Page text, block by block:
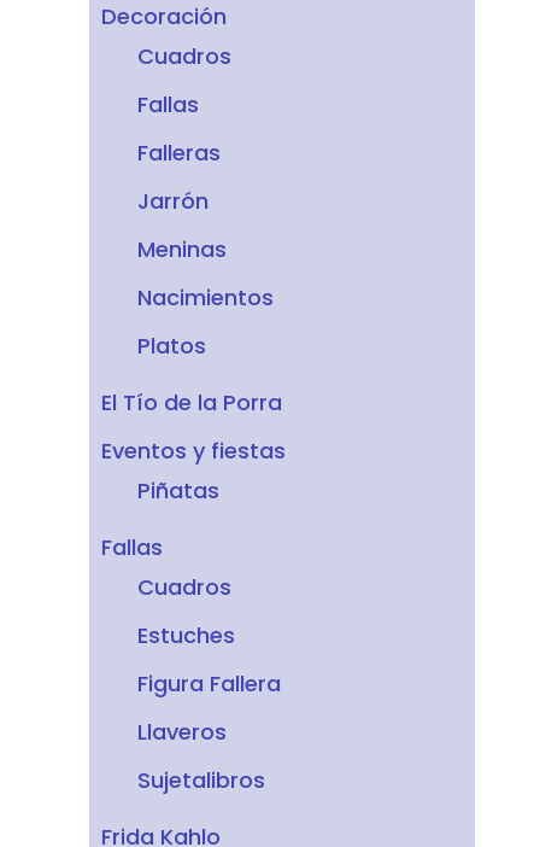
Decoración
Cuadros
Fallas
Falleras
Jarrón
Meninas
Nacimientos
Platos
El Tío de la Porra
Eventos y fiestas
Piñatas
Fallas
Cuadros
Estuches
Figura Fallera
Llaveros
Sujetalibros
Frida Kahlo